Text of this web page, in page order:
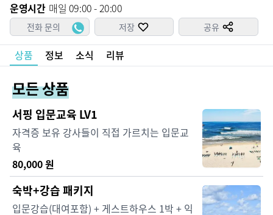
운영시간 매일 09:00 - 20:00
전화 문의 저장 공유
상품 정보 소식 리뷰
모든 상품
서핑 입문교육 LV1
자격증 보유 강사들이 직접 가르치는 입문교
육
80,000원
숙박+강습 패키지
입문강습(대여포함) + 게스트하우스 1박 + 익